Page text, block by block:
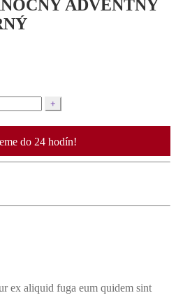
ADVENTNÝ
do 24 hodín!
ex aliquid fuga eum quidem sint